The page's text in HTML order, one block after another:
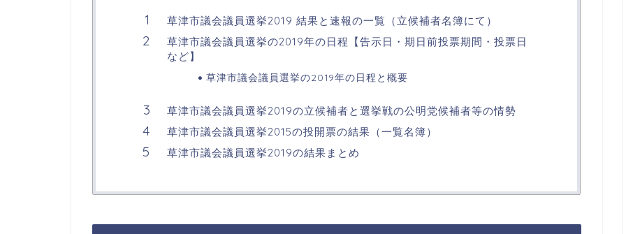
草津市議会議員選挙2019 結果と速報の一覧（立候補者名簿にて）
草津市議会議員選挙の2019年の日程【告示日・期日前投票期間・投票日
など】
草津市議会議員選挙の2019年の日程と概要
草津市議会議員選挙2019の立候補者と選挙戦の公明党候補者等の情勢
草津市議会議員選挙2015の投開票の結果（一覧名簿）
草津市議会議員選挙2019の結果まとめ